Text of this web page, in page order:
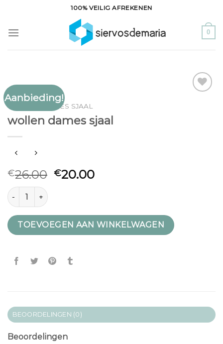
inhoud
100% VEILIG AFREKENEN
0
Aanbieding!
WOLLEN DAMES SJAAL
wollen dames sjaal
€26.00 €20.00
wollen dames sjaal aantal
TOEVOEGEN AAN WINKELWAGEN
BEOORDELINGEN (0)
Beoordelingen